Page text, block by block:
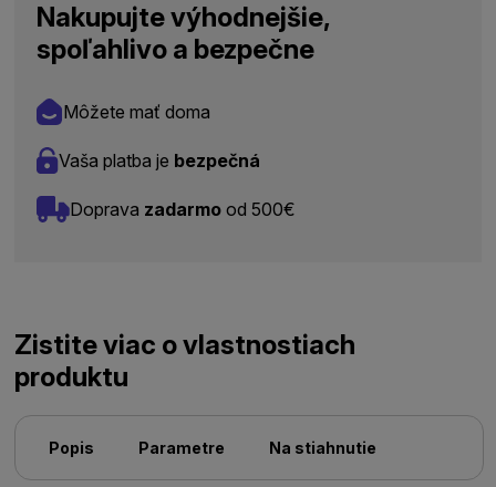
Nakupujte výhodnejšie,
spoľahlivo a bezpečne
Môžete mať doma
Vaša platba je bezpečná
Doprava zadarmo od 500€
Zistite viac o vlastnostiach
produktu
Popis Parametre Na stiahnutie